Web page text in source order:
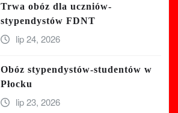
Trwa obóz dla uczniów-
stypendystów FDNT
lip 24, 2026
Obóz stypendystów-studentów w
Płocku
lip 23, 2026